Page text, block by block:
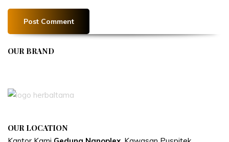
OUR BRAND
OUR LOCATION